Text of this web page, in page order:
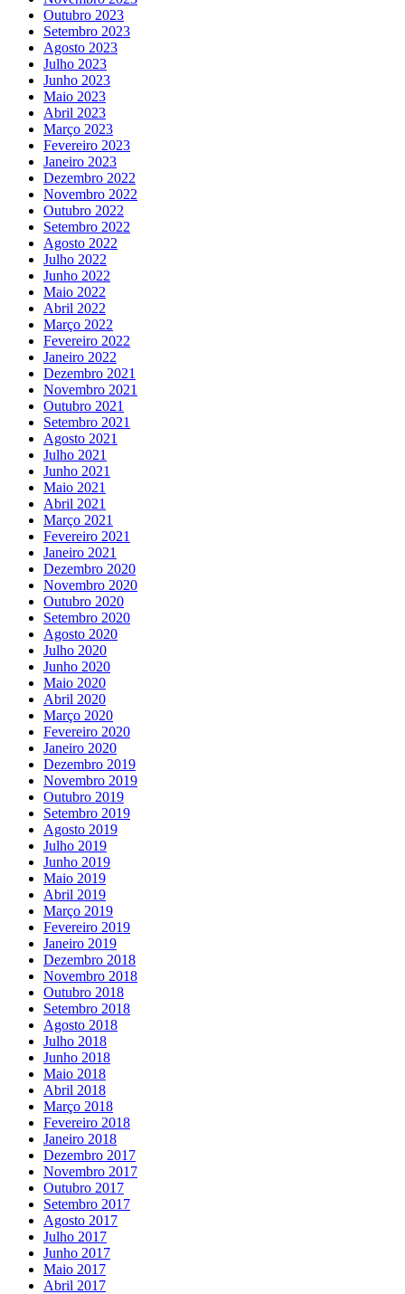
Outubro 2023
Setembro 2023
Agosto 2023
Julho 2023
Junho 2023
Maio 2023
Abril 2023
Março 2023
Fevereiro 2023
Janeiro 2023
Dezembro 2022
Novembro 2022
Outubro 2022
Setembro 2022
Agosto 2022
Julho 2022
Junho 2022
Maio 2022
Abril 2022
Março 2022
Fevereiro 2022
Janeiro 2022
Dezembro 2021
Novembro 2021
Outubro 2021
Setembro 2021
Agosto 2021
Julho 2021
Junho 2021
Maio 2021
Abril 2021
Março 2021
Fevereiro 2021
Janeiro 2021
Dezembro 2020
Novembro 2020
Outubro 2020
Setembro 2020
Agosto 2020
Julho 2020
Junho 2020
Maio 2020
Abril 2020
Março 2020
Fevereiro 2020
Janeiro 2020
Dezembro 2019
Novembro 2019
Outubro 2019
Setembro 2019
Agosto 2019
Julho 2019
Junho 2019
Maio 2019
Abril 2019
Março 2019
Fevereiro 2019
Janeiro 2019
Dezembro 2018
Novembro 2018
Outubro 2018
Setembro 2018
Agosto 2018
Julho 2018
Junho 2018
Maio 2018
Abril 2018
Março 2018
Fevereiro 2018
Janeiro 2018
Dezembro 2017
Novembro 2017
Outubro 2017
Setembro 2017
Agosto 2017
Julho 2017
Junho 2017
Maio 2017
Abril 2017